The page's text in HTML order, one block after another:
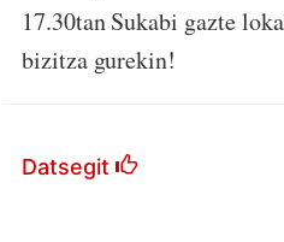
17.30tan Sukabi gazte
bizitza gurekin!
Datsegit